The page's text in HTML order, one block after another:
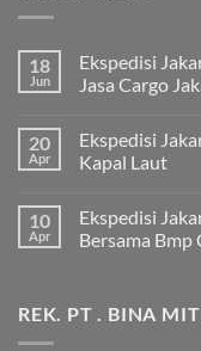
18
Jun
Ekspedisi
Jasa Cargo
komentar
pada
Ekspedisi
Murah
dan
Terpercaya
Jakarta
ke
20
Apr
Ekspedisi
Kapal Laut
komentar
pada
Ekspedisi
Bitung
Lebih
10
Apr
Ekspedisi
Bersama Bmp
pada
Ekspedisi
REK. PT . BINA